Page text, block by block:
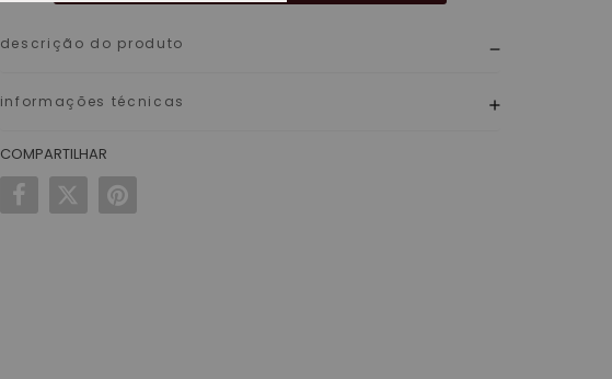
descrição do produto
informações técnicas
COMPARTILHAR